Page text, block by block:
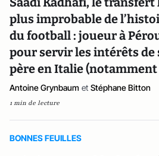
plus improbable de
du football : joueur à
pour servir les intérêts de
père en Italie (notamment
Antoine Grynbaum et Stéphane Bitton
1 min de lecture
BONNES FEUILLES